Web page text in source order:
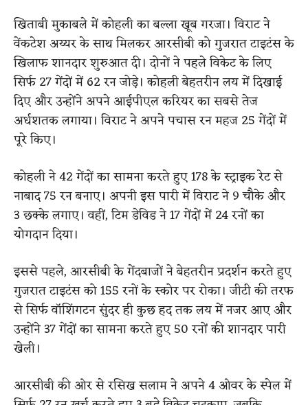
खिताबी मुकाबले में कोहली का बल्ला खूब गरजा। विराट ने
वेंकटेश अय्यर के साथ मिलकर आरसीबी को गुजरात टाइटंस के
खिलाफ शानदार शुरुआत दी। दोनों ने पहले विकेट के लिए
सिर्फ 27 गेंदों में 62 रन जोड़े। कोहली बेहतरीन लय में दिखाई
दिए और उन्होंने अपने आईपीएल करियर का सबसे तेज
अर्धशतक लगाया। विराट ने अपने पचास रन महज 25 गेंदों में
पूरे किए।
कोहली ने 42 गेंदों का सामना करते हुए 178 के स्ट्राइक रेट से
नाबाद 75 रन बनाए। अपनी इस पारी में विराट ने 9 चौके और
3 छक्के लगाए। वहीं, टिम डेविड ने 17 गेंदों में 24 रनों का
योगदान दिया।
इससे पहले, आरसीबी के गेंदबाजों ने बेहतरीन प्रदर्शन करते हुए
गुजरात टाइटंस को 155 रनों के स्कोर पर रोका। जीटी की तरफ
से सिर्फ वॉशिंगटन सुंदर ही कुछ हद तक लय में नजर आए और
उन्होंने 37 गेंदों का सामना करते हुए 50 रनों की शानदार पारी
खेली।
आरसीबी की ओर से रसिख सलाम ने अपने 4 ओवर के स्पेल में